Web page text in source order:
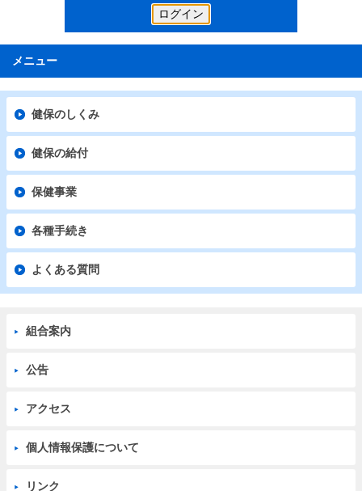
メニュー
健保のしくみ
健保の給付
保健事業
各種手続き
よくある質問
組合案内
公告
アクセス
個人情報保護について
リンク